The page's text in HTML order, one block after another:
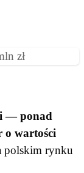
— ponad
o wartości
polskim rynku